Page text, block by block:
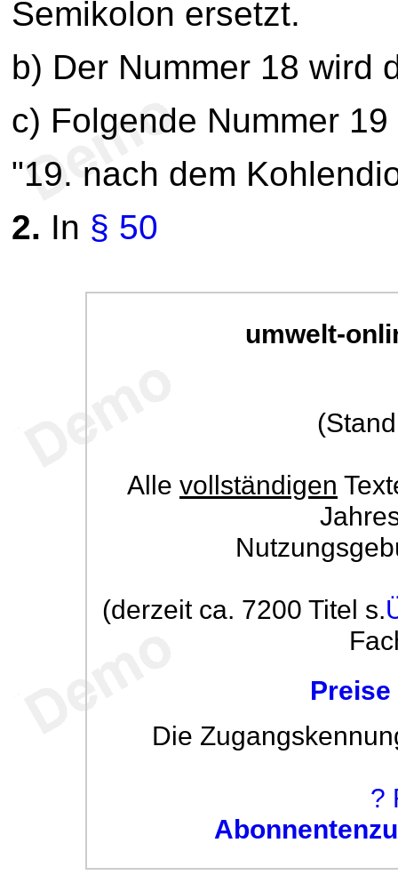
Semikolon ersetzt.
b) Der Nummer 18 wird
c) Folgende Nummer
"19. nach dem
2. In § 50
umwelt-
Alle vollständigen
(derzeit ca. 7200 Titel s.
Die
?